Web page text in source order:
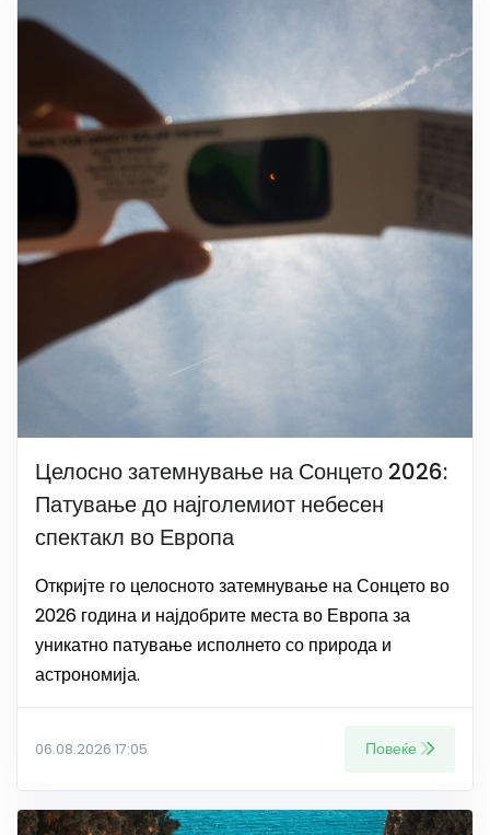
Целосно затемнување на Сонцето 2026:
Патување до најголемиот небесен
спектакл во Европа
Откријте го целосното затемнување на Сонцето во
2026 година и најдобрите места во Европа за
уникатно патување исполнето со природа и
астрономија.
06.08.2026 17:05 Повеќе